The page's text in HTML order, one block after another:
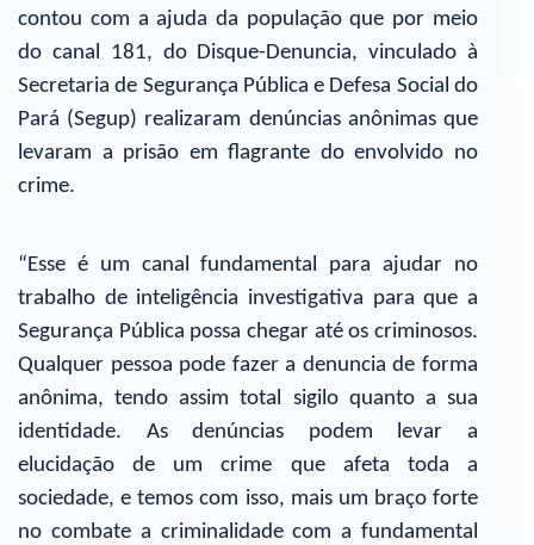
contou com a ajuda da população que por meio
do canal 181, do Disque-Denuncia, vinculado à
Secretaria de Segurança Pública e Defesa Social do
Pará (Segup) realizaram denúncias anônimas que
levaram a prisão em flagrante do envolvido no
crime.
“Esse é um canal fundamental para ajudar no
trabalho de inteligência investigativa para que a
Segurança Pública possa chegar até os criminosos.
Qualquer pessoa pode fazer a denuncia de forma
anônima, tendo assim total sigilo quanto a sua
identidade. As denúncias podem levar a
elucidação de um crime que afeta toda a
sociedade, e temos com isso, mais um braço forte
no combate a criminalidade com a fundamental